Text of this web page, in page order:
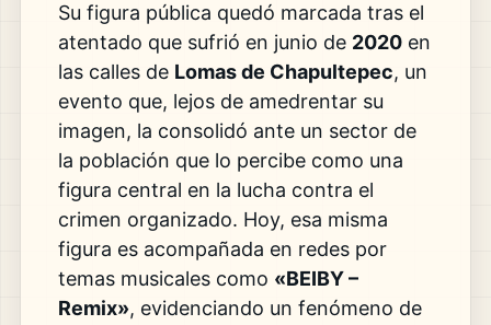
Su figura pública quedó marcada tras el
atentado que sufrió en junio de 2020en
las calles de Lomas de Chapultepec, un
evento que, lejos de amedrentar su
imagen, la consolidó ante un sector de
la población que lo percibe como una
figura central en la lucha contra el
crimen organizado. Hoy, esa misma
figura es acompañada en redes por
temas musicales como «BEIBY –
Remix», evidenciando un fenómeno de